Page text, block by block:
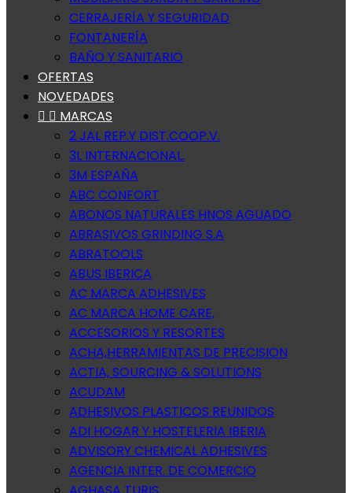
CERRAJERÍA Y SEGURIDAD
FONTANERÍA
BAÑO Y SANITARIO
OFERTAS
NOVEDADES
  MARCAS
2 JAL REP.Y DIST.COOP.V.
3L INTERNACIONAL.
3M ESPAÑA
ABC CONFORT
ABONOS NATURALES HNOS AGUADO
ABRASIVOS GRINDING S.A
ABRATOOLS
ABUS IBERICA
AC MARCA ADHESIVES
AC MARCA HOME CARE,
ACCESORIOS Y RESORTES
ACHA,HERRAMIENTAS DE PRECISION
ACTIA, SOURCING & SOLUTIONS
ACUDAM
ADHESIVOS PLASTICOS REUNIDOS
ADI HOGAR Y HOSTELERIA IBERIA
ADVISORY CHEMICAL ADHESIVES
AGENCIA INTER. DE COMERCIO